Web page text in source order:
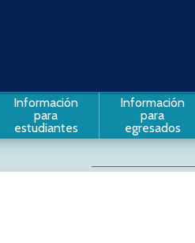
Información
para
estudiantes
Información
para
egresados